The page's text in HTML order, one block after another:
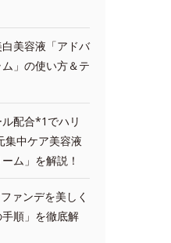
白美容液「アドバ
」の使い方＆テ
ル配合*1でハリ
集中ケア美容液
ム」を解説！
ァンデを美しく
順」を徹底解